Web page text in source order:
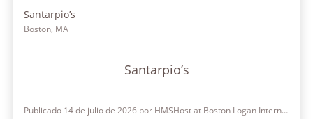
Santarpio’s
Boston, MA
Santarpio’s
Publicado 14 de julio de 2026 por HMSHost at Boston Logan International Airport